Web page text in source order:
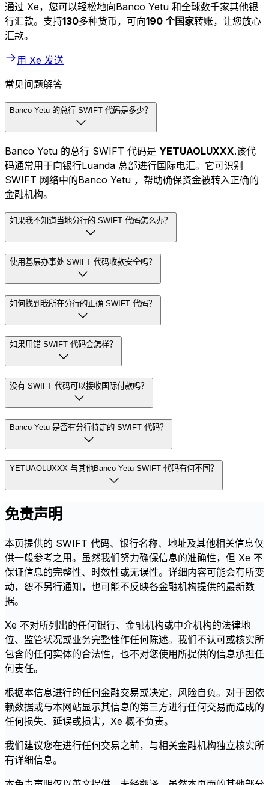
通过 Xe，您可以轻松地向Banco Yetu 和全球数千家其他银
行汇款。支持130多种货币，可向190 个国家转账，让您放心
汇款。
用 Xe 发送
常见问题解答
Banco Yetu 的总行 SWIFT 代码是多少？
Banco Yetu 的总行 SWIFT 代码是 YETUAOLUXXX.该代
码通常用于向银行Luanda 总部进行国际电汇。它可识别
SWIFT 网络中的Banco Yetu ，帮助确保资金被转入正确的
金融机构。
如果我不知道当地分行的 SWIFT 代码怎么办？
使用基层办事处 SWIFT 代码收款安全吗？
如何找到我所在分行的正确 SWIFT 代码？
如果用错 SWIFT 代码会怎样？
没有 SWIFT 代码可以接收国际付款吗？
Banco Yetu 是否有分行特定的 SWIFT 代码？
YETUAOLUXXX 与其他Banco Yetu SWIFT 代码有何不同？
免责声明
本页提供的 SWIFT 代码、银行名称、地址及其他相关信息仅
供一般参考之用。虽然我们努力确保信息的准确性，但 Xe 不
保证信息的完整性、时效性或无误性。详细内容可能会有所变
动，恕不另行通知，也可能不反映各金融机构提供的最新数
据。
Xe 不对所列出的任何银行、金融机构或中介机构的法律地
位、监管状况或业务完整性作任何陈述。我们不认可或核实所
包含的任何实体的合法性，也不对您使用所提供的信息承担任
何责任。
根据本信息进行的任何金融交易或决定，风险自负。对于因依
赖数据或与本网站显示其信息的第三方进行任何交易而造成的
任何损失、延误或损害，Xe 概不负责。
我们建议您在进行任何交易之前，与相关金融机构独立核实所
有详细信息。